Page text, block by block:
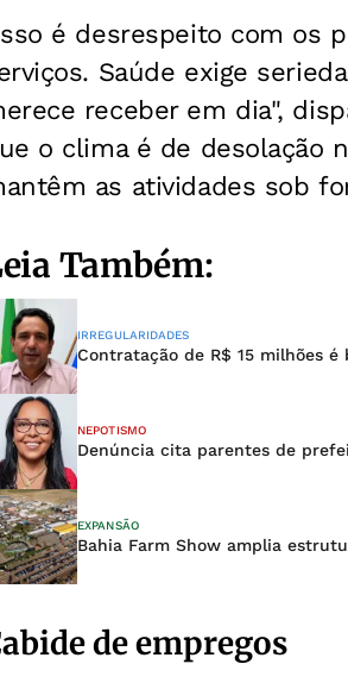
é desrespeito com os
Saúde exige
receber em dia",
o clima é de desolação
as atividades sob
Também:
IRREGULARIDADES
Contratação de R$ 15 milhões
NEPOTISMO
Denúncia cita parentes de
EXPANSÃO
Bahia Farm Show amplia
de empregos